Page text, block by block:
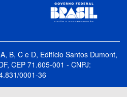
B, C e D, Edifício Santos Dumont,
CEP 71.605-001 - CNPJ:
0001-36